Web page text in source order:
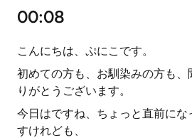
00:08
こんにちは、ぷにこです。
初めての方も、お馴染みの方も
りがとうございます。
今日はですね、ちょっと直前に
すけれども、